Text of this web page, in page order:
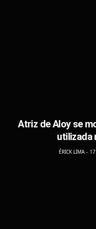
Atriz de Aloy se
utilizada
ÉRICK LIMA